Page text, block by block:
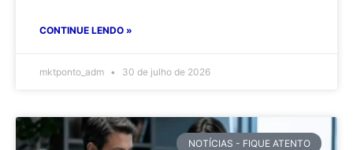
CONTINUE LENDO »
mktponto_adm 30 de julho de 2026
NOTÍCIAS - FIQUE ATENTO